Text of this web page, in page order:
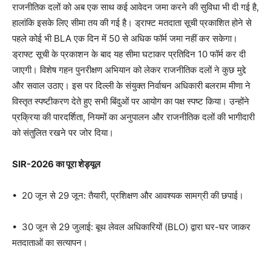
राजनीतिक दलों को अब एक साथ कई आवेदन जमा करने की सुविधा भी दी गई है,
हालांकि इसके लिए सीमा तय की गई है। ड्राफ्ट मतदाता सूची प्रकाशित होने से
पहले कोई भी BLA एक दिन में 50 से अधिक फॉर्म जमा नहीं कर सकेगा।
ड्राफ्ट सूची के प्रकाशन के बाद यह सीमा घटाकर प्रतिदिन 10 फॉर्म कर दी
जाएगी। विशेष गहन पुनरीक्षण अभियान को लेकर राजनीतिक दलों ने कुछ मुद्दे
और सवाल उठाए। इस पर दिल्ली के संयुक्त निर्वाचन अधिकारी बलराम मीणा ने
विस्तृत स्पष्टीकरण देते हुए सभी बिंदुओं पर आयोग का पक्ष स्पष्ट किया। उन्होंने
प्रक्रिया की पारदर्शिता, नियमों का अनुपालन और राजनीतिक दलों की भागीदारी
को संतुलित रखने पर जोर दिया।
SIR-2026 का पूरा शेड्यूल
• 20 जून से 29 जून: तैयारी, प्रशिक्षण और आवश्यक सामग्री की छपाई।
• 30 जून से 29 जुलाई: बूथ लेवल अधिकारियों (BLO) द्वारा घर-घर जाकर
मतदाताओं का सत्यापन।